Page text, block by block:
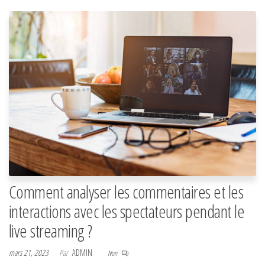
Comment analyser les commentaires et les
interactions avec les spectateurs pendant le
live streaming ?
mars 21, 2023 Par ADMIN Non